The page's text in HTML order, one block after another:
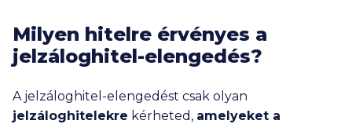
Milyen hitelre érvényes a
jelzáloghitel-elengedés?
A jelzáloghitel-elengedést csak olyan
jelzáloghitelekre kérheted, amelyeket a